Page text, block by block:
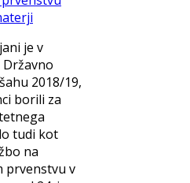
je v
Državno
2018/19,
borili za
tudi kot
na
prvenstvu v